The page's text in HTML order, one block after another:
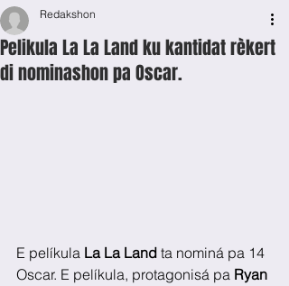
Pelikula La La Land ku kantidat rèkert
di nominashon pa Oscar.
Redakshon
E pelíkula La La Land ta nominá pa 14
Oscar. E pelíkula, protagonisá pa Ryan